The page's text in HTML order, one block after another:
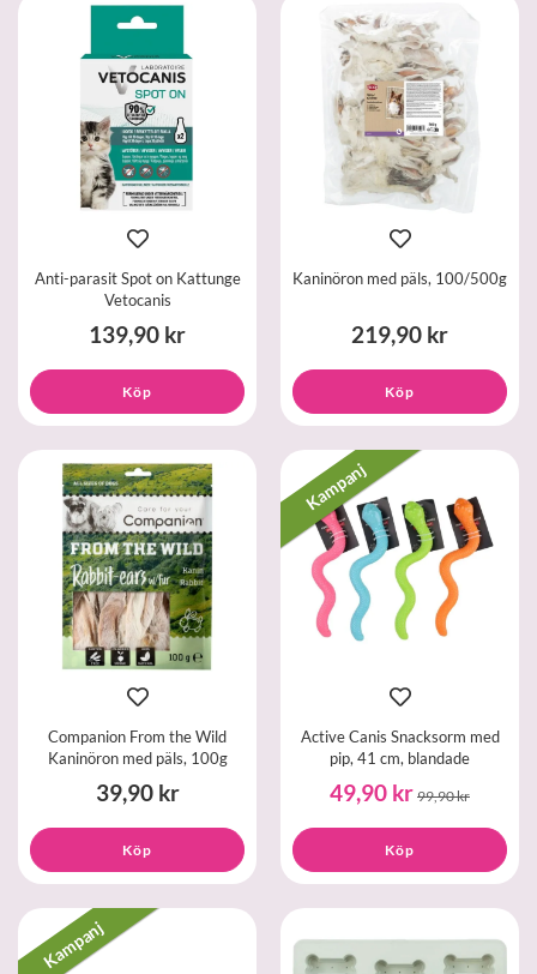
Anti-parasit Spot on Kattunge
Vetocanis
139,90 kr
Köp
Kaninöron med päls, 100/500g
219,90 kr
Köp
Companion From the Wild
Kaninöron med päls, 100g
39,90 kr
Köp
Kampanj
Active Canis Snacksorm med
pip, 41 cm, blandade
49,90 kr 99,90 kr
Köp
Kampanj